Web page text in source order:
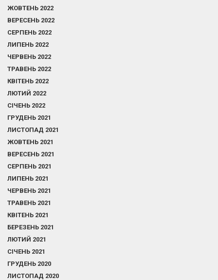
ЖОВТЕНЬ 2022
ВЕРЕСЕНЬ 2022
СЕРПЕНЬ 2022
ЛИПЕНЬ 2022
ЧЕРВЕНЬ 2022
ТРАВЕНЬ 2022
КВІТЕНЬ 2022
ЛЮТИЙ 2022
СІЧЕНЬ 2022
ГРУДЕНЬ 2021
ЛИСТОПАД 2021
ЖОВТЕНЬ 2021
ВЕРЕСЕНЬ 2021
СЕРПЕНЬ 2021
ЛИПЕНЬ 2021
ЧЕРВЕНЬ 2021
ТРАВЕНЬ 2021
КВІТЕНЬ 2021
БЕРЕЗЕНЬ 2021
ЛЮТИЙ 2021
СІЧЕНЬ 2021
ГРУДЕНЬ 2020
ЛИСТОПАД 2020